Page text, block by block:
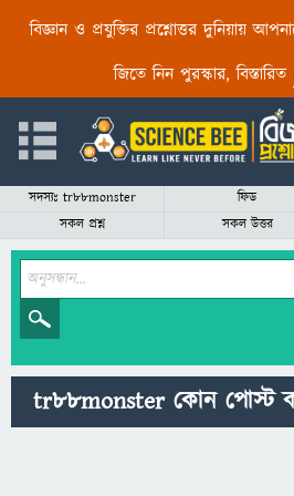
বিজ্ঞান ও প্রযুক্তির প্রশ্নোত্তর দুনিয়ায়
জিতে নিন পুরস্কার, বিস্তারিত
সদস্যঃ tr88monster ফিড
সকল প্রশ্ন
সকল উত্তর
tr88monster কোন পোস্ট